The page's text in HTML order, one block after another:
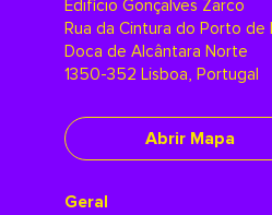
Edifício Gonçalves Zarco
Rua da Cintura do Porto de
Doca de Alcântara Norte
1350-352 Lisboa, Portugal
Abrir Mapa
Geral